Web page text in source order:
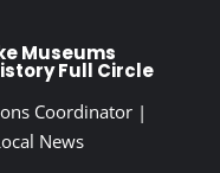
Museums
Full Circle
Coordinator|
News